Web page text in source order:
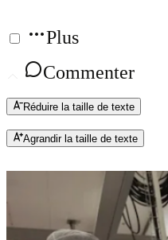
Plus
Commenter
Réduire la taille de texte
Agrandir la taille de texte